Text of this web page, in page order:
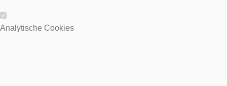
Wesentliche Cookies
Analytische Cookies